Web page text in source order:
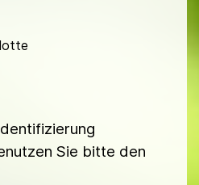
Sie bitte den